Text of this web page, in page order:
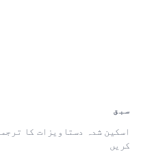
سبق
اسکین شدہ دستاویزات کا ترجمہ
کریں